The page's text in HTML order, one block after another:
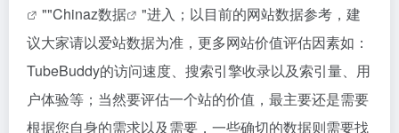
""Chinaz数据
"进入；以目前的网站数据参考，建
议大家请以爱站数据为准，更多网站价值评估因素如：
TubeBuddy的访问速度、搜索引擎收录以及索引量、用
户体验等；当然要评估一个站的价值，最主要还是需要
根据您自身的需求以及需要，一些确切的数据则需要找